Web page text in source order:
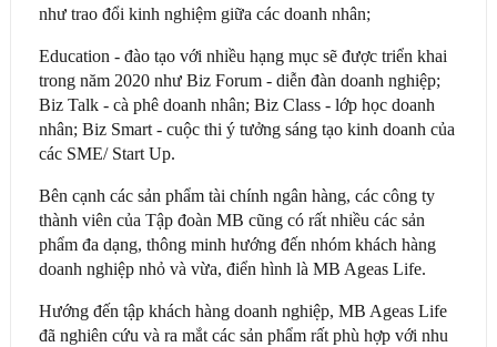
như trao đổi kinh nghiệm giữa các doanh nhân;
Education - đào tạo với nhiều hạng mục sẽ được triển khai
trong năm 2020 như Biz Forum - diễn đàn doanh nghiệp;
Biz Talk - cà phê doanh nhân; Biz Class - lớp học doanh
nhân; Biz Smart - cuộc thi ý tưởng sáng tạo kinh doanh của
các SME/ Start Up.
Bên cạnh các sản phẩm tài chính ngân hàng, các công ty
thành viên của Tập đoàn MB cũng có rất nhiều các sản
phẩm đa dạng, thông minh hướng đến nhóm khách hàng
doanh nghiệp nhỏ và vừa, điển hình là MB Ageas Life.
Hướng đến tập khách hàng doanh nghiệp, MB Ageas Life
đã nghiên cứu và ra mắt các sản phẩm rất phù hợp với nhu